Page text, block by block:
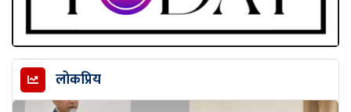
लोकप्रिय